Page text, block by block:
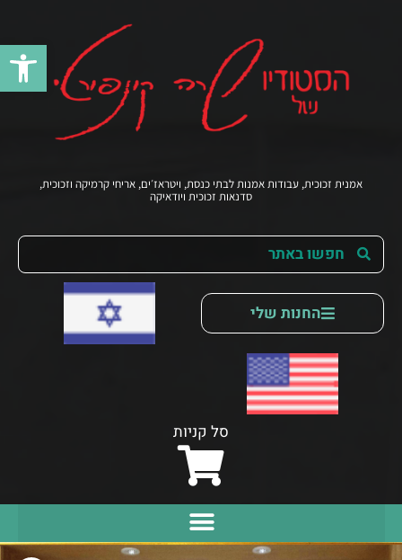
פתח
אמנית זכוכית, עבודות אמנות לבתי כנסת, ויטראז׳ים, אריחי קרמיקה וזכוכית,
סדנאות זכוכית ויודאיקה
החנות שלי
סל קניות